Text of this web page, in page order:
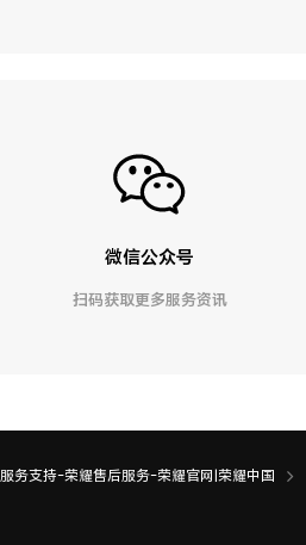
微信公众号
扫码获取更多服务资讯
服务支持-荣耀售后服务-荣耀官网|荣耀中国